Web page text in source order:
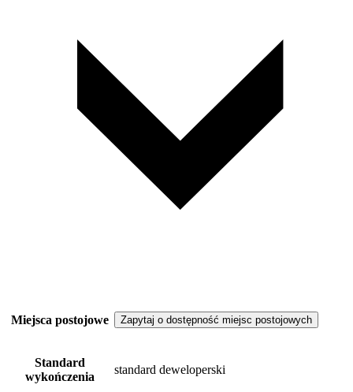
Miejsca postojowe Zapytaj o dostępność miejsc postojowych
Standard
wykończenia
standard deweloperski